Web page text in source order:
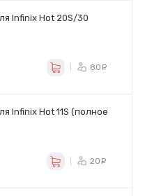
Infinix Hot 20S/30
80
Infinix Hot 11S (полное
20